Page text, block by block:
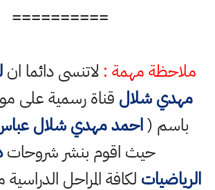
==========
ملاحظة مهمة : لاتنسى دائما ان
مهدي شلال قناة رسمية على
باسم (احمد مهدي شلال عباس
حيث اقوم بنشر شروحات
الرياضيات لكافة المراحل الدراسية